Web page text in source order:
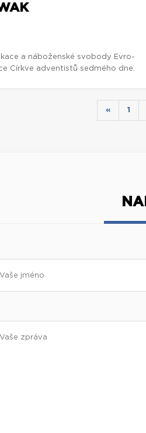
a náboženské svobody Evro-
Církve adventistů sedmého dne.
« 1